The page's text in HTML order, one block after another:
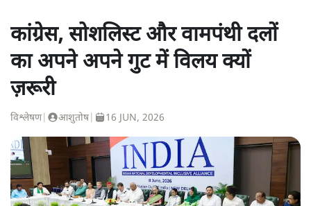
कांग्रेस, सोशलिस्ट और वामपंथी दलों
का अपने अपने गुट में विलय क्यों
ज़रूरी
विश्लेषण| आशुतोष| 16 JUN, 2026